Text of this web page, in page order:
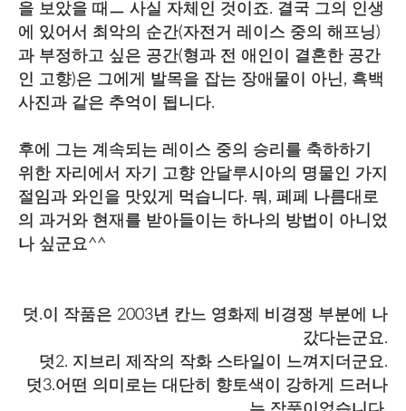
을 보았을 때ㅡ 사실 자체인 것이죠. 결국 그의 인생
에 있어서 최악의 순간(자전거 레이스 중의 해프닝)
과 부정하고 싶은 공간(형과 전 애인이 결혼한 공간
인 고향)은 그에게 발목을 잡는 장애물이 아닌, 흑백
사진과 같은 추억이 됩니다.
후에 그는 계속되는 레이스 중의 승리를 축하하기
위한 자리에서 자기 고향 안달루시아의 명물인 가지
절임과 와인을 맛있게 먹습니다. 뭐, 페페 나름대로
의 과거와 현재를 받아들이는 하나의 방법이 아니었
나 싶군요^^
덧.이 작품은 2003년 칸느 영화제 비경쟁 부분에 나
갔다는군요.
덧2. 지브리 제작의 작화 스타일이 느껴지더군요.
덧3.어떤 의미로는 대단히 향토색이 강하게 드러나